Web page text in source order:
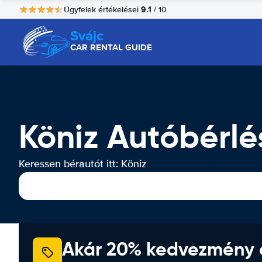
Ügyfelek értékelései 9.1 / 10
Svájc
CAR RENTAL GUIDE
Köniz
Keressen bérautót itt: Köniz
Akár 20% kedvezmény